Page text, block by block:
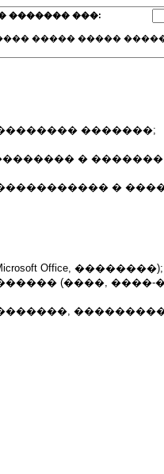
������� ���:
����� �����
�������;
�
�
Office, ��������);
(����, ����-